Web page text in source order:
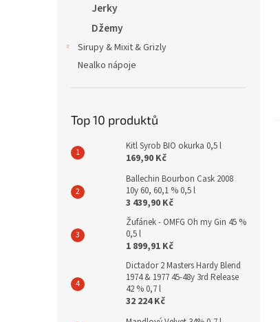
Jerky
Džemy
Sirupy & Mixit & Grizly
Nealko nápoje
Top 10 produktů
Kitl Syrob BIO okurka 0,5 l
169,90 Kč
Ballechin Bourbon Cask 2008
10y 60, 60,1 % 0,5 l
3 439,90 Kč
Žufánek - OMFG Oh my Gin 45 %
0,5 l
1 899,91 Kč
Dictador 2 Masters Hardy Blend
1974 & 1977 45-48y 3rd Release
42 % 0,7 l
32 224 Kč